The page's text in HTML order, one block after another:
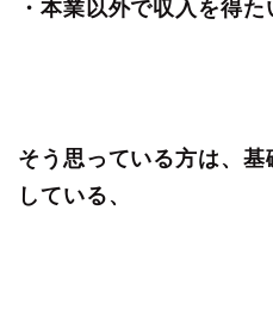
・本業以外で収入を得た
そう思っている方は、
している、